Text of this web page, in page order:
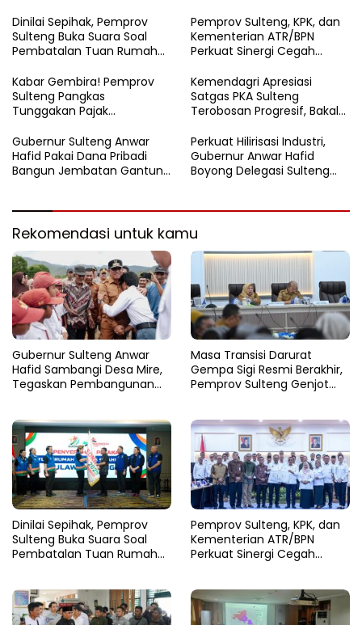
Touna
Dinilai Sepihak, Pemprov
Sulteng Buka Suara Soal
Pembatalan Tuan Rumah
Pemprov Sulteng, KPK, dan
Kementerian ATR/BPN
Perkuat Sinergi Cegah
Kabar Gembira! Pemprov
Sulteng Pangkas
Tunggakan Pajak
Persen
Kemendagri Apresiasi
Satgas PKA Sulteng
Terobosan Progresif, Bakal
Nasional
Gubernur Sulteng Anwar
Hafid Pakai Dana Pribadi
Bangun Jembatan Gantung
Perkuat Hilirisasi Industri,
Gubernur Anwar Hafid
Boyong Delegasi Sulteng
Rekomendasi untuk kamu
Gubernur Sulteng Anwar
Hafid Sambangi Desa Mire,
Tegaskan Pembangunan
Masa Transisi Darurat
Gempa Sigi Resmi Berakhir,
Pemprov Sulteng Genjot
Dinilai Sepihak, Pemprov
Sulteng Buka Suara Soal
Pembatalan Tuan Rumah
Pemprov Sulteng, KPK, dan
Kementerian ATR/BPN
Perkuat Sinergi Cegah